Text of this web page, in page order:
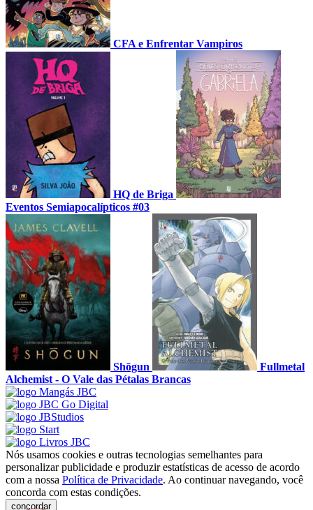
CFA e Enfrentar Vampiros
HQ de Briga
Eventos Semiapocalípticos #03
Shōgun
Fullmetal
Alchemist - O Vale das Pétalas Brancas
Nós usamos cookies e outras tecnologias semelhantes para
personalizar publicidade e produzir estatísticas de acesso de acordo
com a nossa Política de Privacidade. Ao continuar navegando, você
concorda com estas condições.
concordar